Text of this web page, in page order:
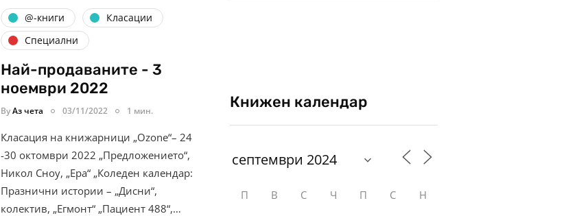
@-книги
Класации
Специални
Най-продаваните - 3
ноември 2022
ByАз чета 03/11/2022 1 мин.
Класация на книжарници „Ozone“– 24
-30 октомври 2022 „Предложението“,
Никол Сноу, „Ера“ „Коледен календар:
Празнични истории – „Дисни“,
колектив, „Егмонт“ „Пациент 488“,…
Книжен календар
П В С Ч П С Н